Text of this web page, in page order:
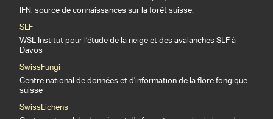
IFN, source de connaissances sur la forêt suisse.
SLF
WSL Institut pour l’étude de la neige et des avalanches SLF à
Davos
SwissFungi
Centre national de données et d'information de la flore fongique
suisse
SwissLichens